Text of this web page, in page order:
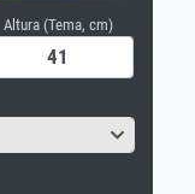
Altura (Tema, cm)